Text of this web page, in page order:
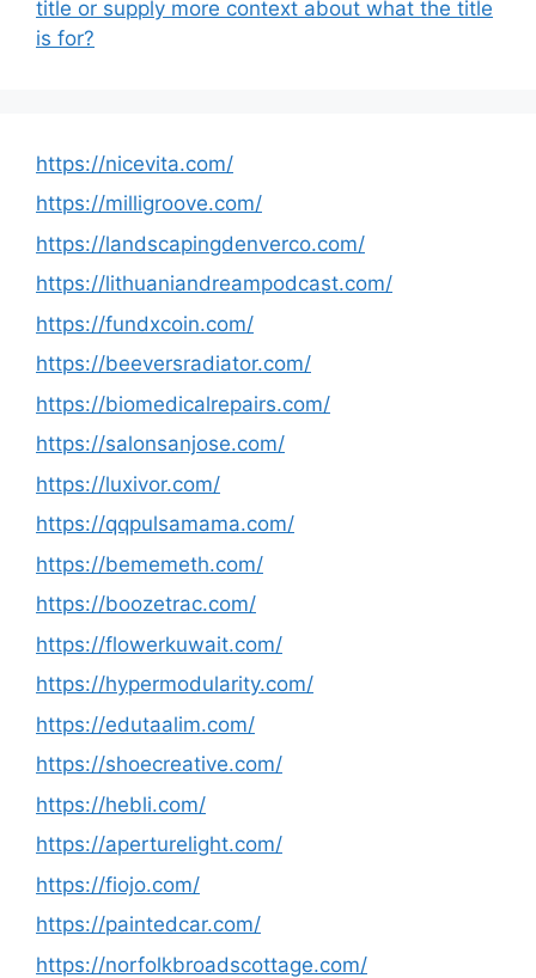
title or supply more context about what the title
is for?
https://nicevita.com/
https://milligroove.com/
https://landscapingdenverco.com/
https://lithuaniandreampodcast.com/
https://fundxcoin.com/
https://beeversradiator.com/
https://biomedicalrepairs.com/
https://salonsanjose.com/
https://luxivor.com/
https://qqpulsamama.com/
https://bememeth.com/
https://boozetrac.com/
https://flowerkuwait.com/
https://hypermodularity.com/
https://edutaalim.com/
https://shoecreative.com/
https://hebli.com/
https://aperturelight.com/
https://fiojo.com/
https://paintedcar.com/
https://norfolkbroadscottage.com/